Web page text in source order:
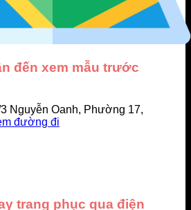
đến xem mẫu trước
Nguyễn Oanh, Phường 17,
đường đi
trang phục qua điện